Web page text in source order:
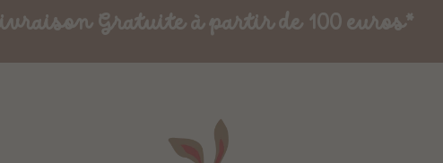
Gratuite à partir de 100 euros*